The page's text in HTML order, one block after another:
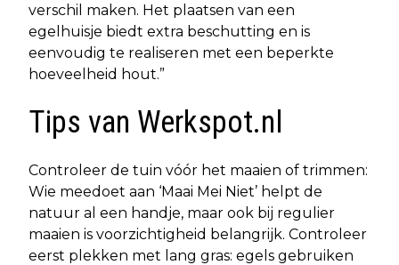
verschil maken. Het plaatsen van een
egelhuisje biedt extra beschutting en is
eenvoudig te realiseren met een beperkte
hoeveelheid hout.”
Tips van Werkspot.nl
Controleer de tuin vóór het maaien of trimmen:
Wie meedoet aan ‘Maai Mei Niet’ helpt de
natuur al een handje, maar ook bij regulier
maaien is voorzichtigheid belangrijk. Controleer
eerst plekken met lang gras: egels gebruiken